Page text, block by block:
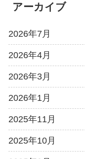
アーカイブ
2026年7月
2026年4月
2026年3月
2026年1月
2025年11月
2025年10月